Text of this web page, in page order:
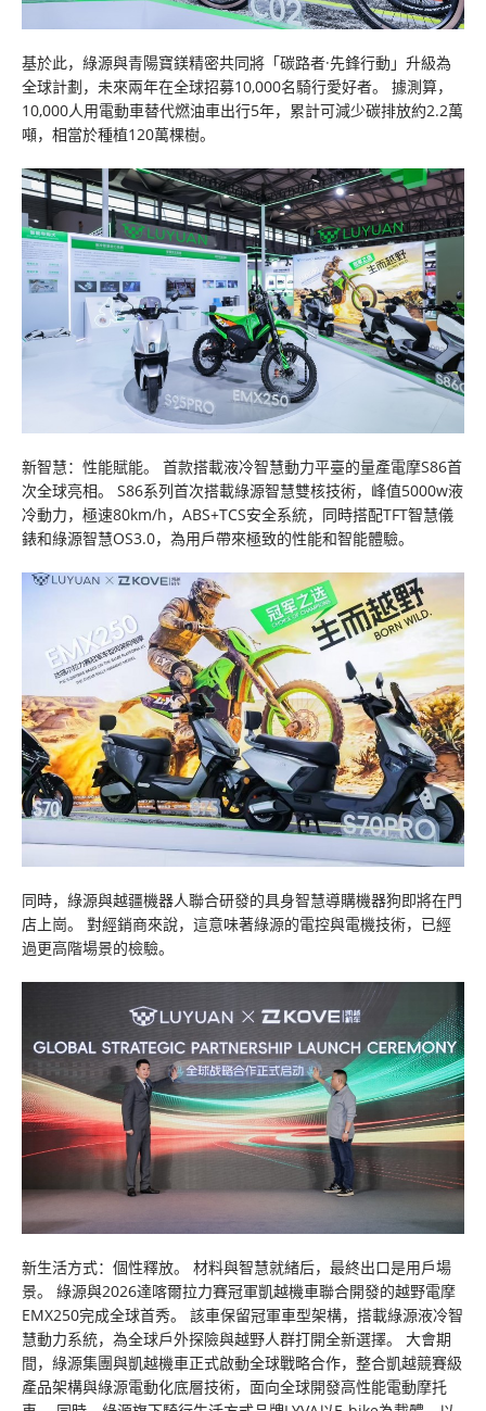
基於此，綠源與青陽寶鎂精密共同將「碳路者·先鋒行動」升級為
全球計劃，未來兩年在全球招募10,000名騎行愛好者。 據測算，
10,000人用電動車替代燃油車出行5年，累計可減少碳排放約2.2萬
噸，相當於種植120萬棵樹。
新智慧：性能賦能。 首款搭載液冷智慧動力平臺的量產電摩S86首
次全球亮相。 S86系列首次搭載綠源智慧雙核技術，峰值5000w液
冷動力，極速80km/h，ABS+TCS安全系統，同時搭配TFT智慧儀
錶和綠源智慧OS3.0，為用戶帶來極致的性能和智能體驗。
同時，綠源與越疆機器人聯合研發的具身智慧導購機器狗即將在門
店上崗。 對經銷商來說，這意味著綠源的電控與電機技術，已經
過更高階場景的檢驗。
新生活方式：個性釋放。 材料與智慧就緒后，最終出口是用戶場
景。 綠源與2026達喀爾拉力賽冠軍凱越機車聯合開發的越野電摩
EMX250完成全球首秀。 該車保留冠軍車型架構，搭載綠源液冷智
慧動力系統，為全球戶外探險與越野人群打開全新選擇。 大會期
間，綠源集團與凱越機車正式啟動全球戰略合作，整合凱越競賽級
產品架構與綠源電動化底層技術，面向全球開發高性能電動摩托